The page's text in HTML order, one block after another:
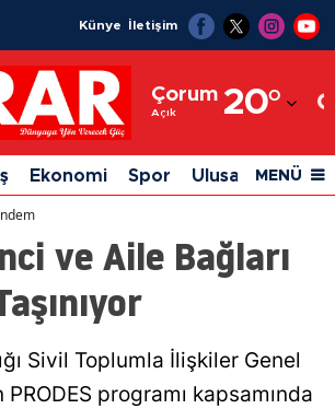
Künye İletişim
Çorum
Açık 20°
Adıyaman
Afyonkarahisar
Ağrı
Amasya
Artvin
Ekonomi Spor Ulusal Siyaset
MENÜ
ve Aile Bağları
Sivil Toplumla İlişkiler Genel
programı kapsamında